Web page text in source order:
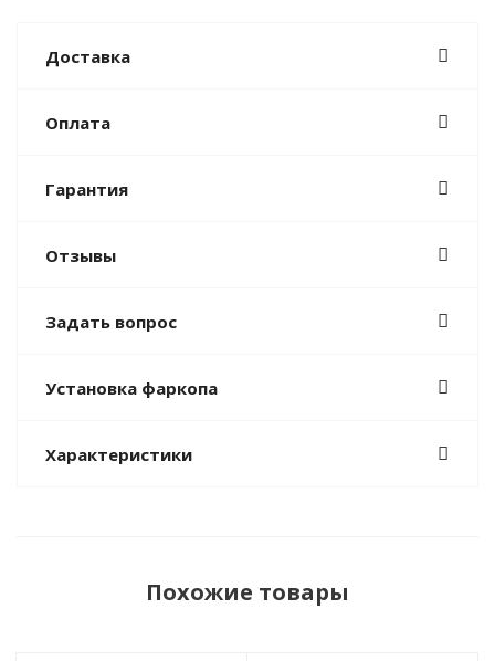
Доставка
Оплата
Гарантия
Отзывы
Задать вопрос
Установка фаркопа
Характеристики
Похожие товары